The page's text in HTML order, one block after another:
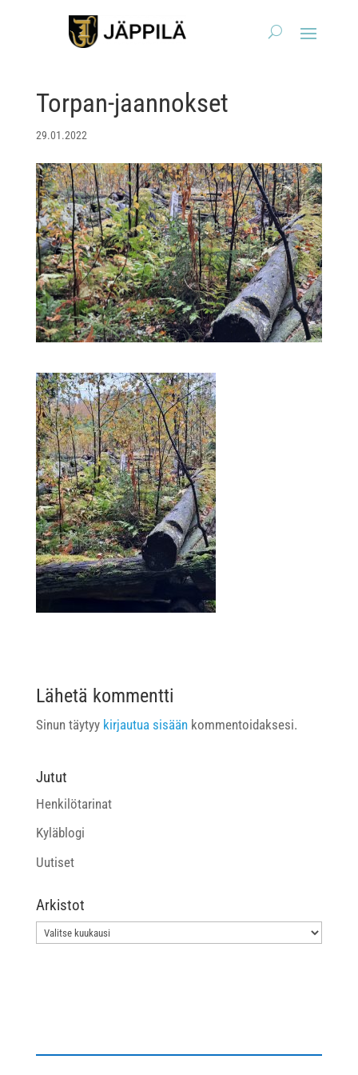
Torpan-jaannokset
29.01.2022
Lähetä kommentti
Sinun täytyy kirjautua sisäänkommentoidaksesi.
Jutut
Henkilötarinat
Kyläblogi
Uutiset
Arkistot
Arkistot